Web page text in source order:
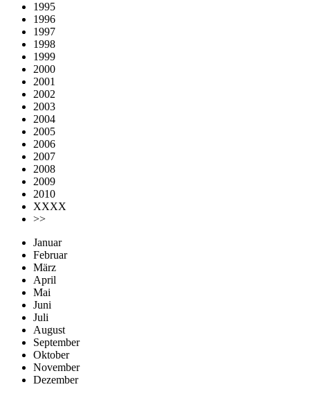
1995
1996
1997
1998
1999
2000
2001
2002
2003
2004
2005
2006
2007
2008
2009
2010
XXXX
>>
Januar
Februar
März
April
Mai
Juni
Juli
August
September
Oktober
November
Dezember